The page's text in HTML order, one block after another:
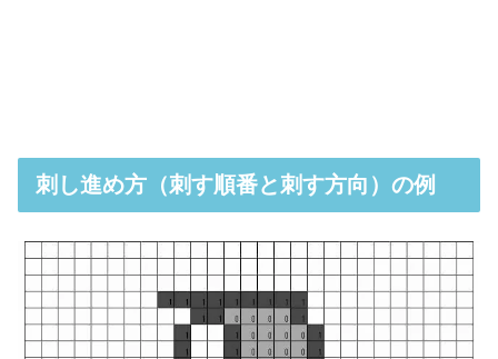
刺し進め方（刺す順番と刺す方向）の例